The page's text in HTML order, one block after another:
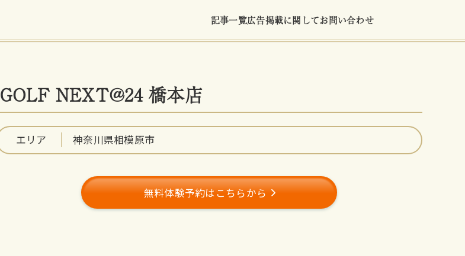
記事一覧広告掲載に関してお問い合わせ
GOLF NEXT@24 橋本店
エリア 神奈川県相模原市
無料体験予約はこちらから